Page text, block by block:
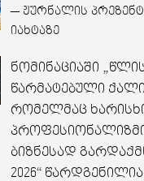
— ჟურნალის
იახტაზე
ნომინაციაში
წარმატებული
რომელმაც
ბიზნესად
2026“